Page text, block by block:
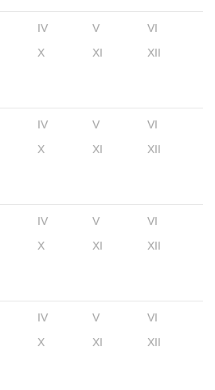
IV V
VI
X XI XII
IV V
VI
X XI XII
IV V
VI
X XI XII
IV V
VI
X XI XII